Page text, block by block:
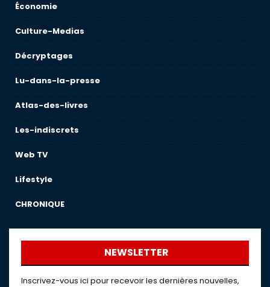
Économie
Culture-Medias
Décryptages
Lu-dans-la-presse
Atlas-des-livres
Les-indiscrets
Web TV
Lifestyle
CHRONIQUE
NEWSLETTER
Inscrivez-vous ici pour recevoir les dernières nouvelles,